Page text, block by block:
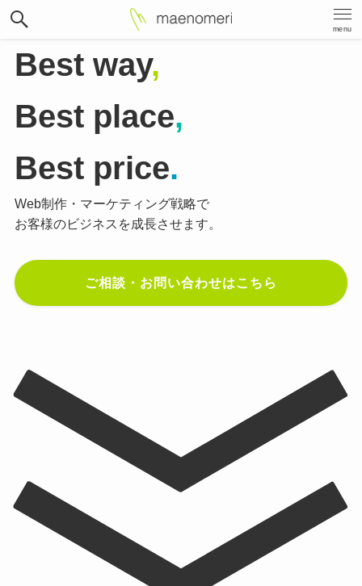
menu
Best way,
Best place,
Best price.
Web制作・マーケティング戦略で
お客様のビジネスを成長させます。
ご相談・お問い合わせはこちら